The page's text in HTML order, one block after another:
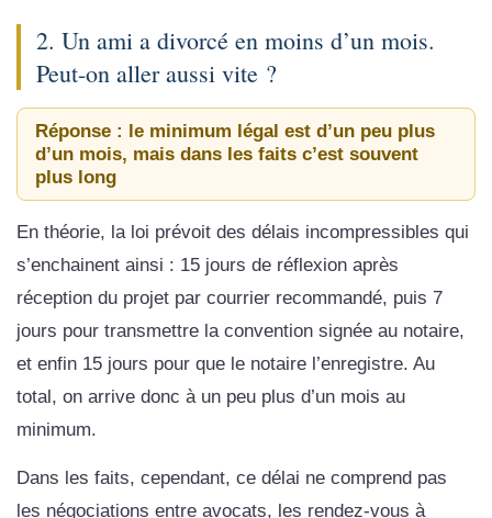
2. Un ami a divorcé en moins d’un mois.
Peut-on aller aussi vite ?
Réponse : le minimum légal est d’un peu plus
d’un mois, mais dans les faits c’est souvent
plus long
En théorie, la loi prévoit des délais incompressibles qui
s’enchainent ainsi : 15 jours de réflexion après
réception du projet par courrier recommandé, puis 7
jours pour transmettre la convention signée au notaire,
et enfin 15 jours pour que le notaire l’enregistre. Au
total, on arrive donc à un peu plus d’un mois au
minimum.
Dans les faits, cependant, ce délai ne comprend pas
les négociations entre avocats, les rendez-vous à